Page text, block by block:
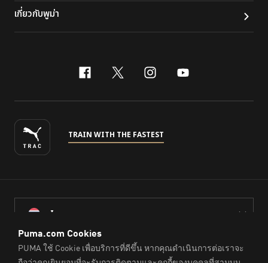
เกี่ยวกับพูม่า
facebook
x-twitter
instagram
youtube
TRAIN WITH THE FASTEST
ไทย
© PUMA Sports (Thailand) Co., Ltd.,2026. All Rights Reserved.